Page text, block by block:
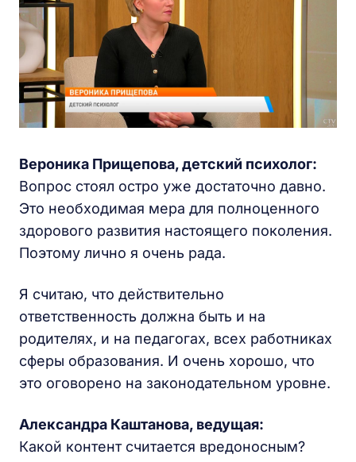
Вероника Прищепова, детский психолог:
Вопрос стоял остро уже достаточно давно.
Это необходимая мера для полноценного
здорового развития настоящего поколения.
Поэтому лично я очень рада.
Я считаю, что действительно
ответственность должна быть и на
родителях, и на педагогах, всех работниках
сферы образования. И очень хорошо, что
это оговорено на законодательном уровне.
Александра Каштанова, ведущая:
Какой контент считается вредоносным?